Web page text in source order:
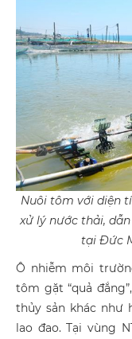
Nuôi tôm với diện
xử lý nước thải,
tại Đức
Ô nhiễm môi
tôm gặt “quả
thủy sản khác như
lao đao. Tại vùng